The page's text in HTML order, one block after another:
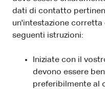
dati di contatto
un'intestazione
seguenti istruzioni:
Iniziate con il
devono essere
preferibilmente al